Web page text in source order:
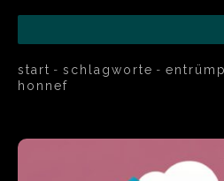
start schlagworte
honnef